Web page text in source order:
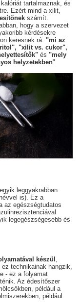
tartalmaznak, és
Ezért mind a xilit,
számít.
hogy a szervezet
kérdésekre
keresnek rá: "mi az
"xilit vs. cukor",
és "mely
helyzetekben".
leggyakrabban
is). Ez a
az egészségtudatos
legegészségesebb és
készül ,
technikainak hangzik,
- ez a folyamat
Az édesítőszer
például a
például